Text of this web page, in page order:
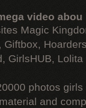
video abou
Magic
Giftbox,
GirlsHUB, Lolita
photos
and